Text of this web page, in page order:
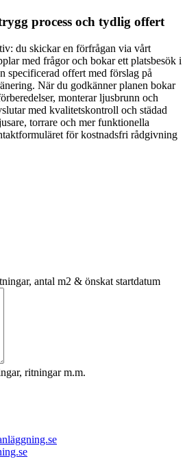
process och tydlig offert
du skickar en förfrågan via vårt
med frågor och bokar ett platsbesök i
specificerad offert med förslag på
När du godkänner planen bokar
monterar ljusbrunn och
med kvalitetskontroll och städad
torrare och mer funktionella
för kostnadsfri rådgivning
antal m2 & önskat startdatum
ritningar m.m.